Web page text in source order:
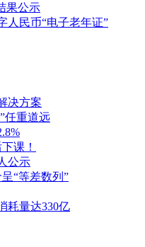
果公示
人民币“电子老年证”
决方案
任重道远
课！
公示
“等差数列”
耗量达330亿